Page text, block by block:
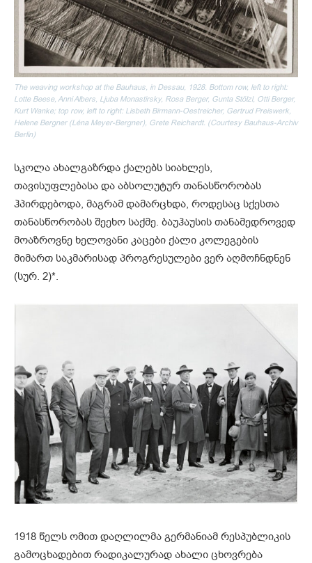
The weaving workshop at the Bauhaus, in Dessau, 1928. Bottom row, left to right:
Lotte Beese, Anni Albers, Ljuba Monastirsky, Rosa Berger, Gunta Stölzl, Otti Berger,
Kurt Wanke; top row, left to right: Lisbeth Birmann-Oestreicher, Gertrud Preiswerk,
Helene Bergner (Léna Meyer-Bergner), Grete Reichardt. (Courtesy Bauhaus-Archiv
Berlin)
სკოლა ახალგაზრდა ქალებს სიახლეს,
თავისუფლებასა და აბსოლუტურ თანასწორობას
ჰპირდებოდა, მაგრამ დამარცხდა, როდესაც სქესთა
თანასწორობას შეეხო საქმე. ბაუჰაუსის თანამედროვედ
მოაზროვნე ხელოვანი კაცები ქალი კოლეგების
მიმართ საკმარისად პროგრესულები ვერ აღმოჩნდნენ
(სურ. 2)*.
1918 წელს ომით დაღლილმა გერმანიამ რესპუბლიკის
გამოცხადებით რადიკალურად ახალი ცხოვრება